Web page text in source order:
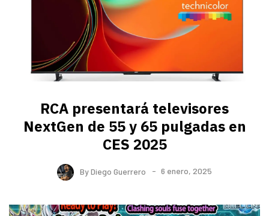
RCA presentará televisores
NextGen de 55 y 65 pulgadas en
CES 2025
ByDiego Guerrero 6 enero, 2025